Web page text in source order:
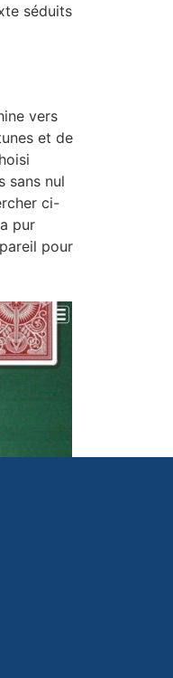
séduits
vers
et de
sans nul
ci-
pur
pour